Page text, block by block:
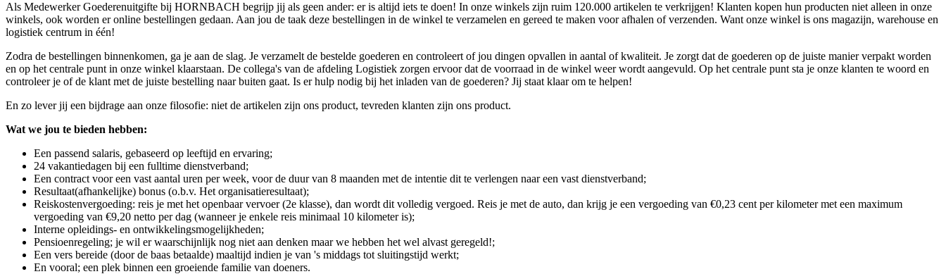
Als Medewerker Goederenuitgifte bij HORNBACH begrijp jij als geen ander: er is altijd iets te doen! In onze winkels zijn ruim 120.000 artikelen te verkrijgen! Klanten kopen hun producten niet alleen in onze
winkels, ook worden er online bestellingen gedaan. Aan jou de taak deze bestellingen in de winkel te verzamelen en gereed te maken voor afhalen of verzenden. Want onze winkel is ons magazijn, warehouse en
logistiek centrum in één!
Zodra de bestellingen binnenkomen, ga je aan de slag. Je verzamelt de bestelde goederen en controleert of jou dingen opvallen in aantal of kwaliteit. Je zorgt dat de goederen op de juiste manier verpakt worden
en op het centrale punt in onze winkel klaarstaan. De collega's van de afdeling Logistiek zorgen ervoor dat de voorraad in de winkel weer wordt aangevuld. Op het centrale punt sta je onze klanten te woord en
controleer je of de klant met de juiste bestelling naar buiten gaat. Is er hulp nodig bij het inladen van de goederen? Jij staat klaar om te helpen!
En zo lever jij een bijdrage aan onze filosofie: niet de artikelen zijn ons product, tevreden klanten zijn ons product.
Wat we jou te bieden hebben:
Een passend salaris, gebaseerd op leeftijd en ervaring;
24 vakantiedagen bij een fulltime dienstverband;
Een contract voor een vast aantal uren per week, voor de duur van 8 maanden met de intentie dit te verlengen naar een vast dienstverband;
Resultaat(afhankelijke) bonus (o.b.v. Het organisatieresultaat);
Reiskostenvergoeding: reis je met het openbaar vervoer (2e klasse), dan wordt dit volledig vergoed. Reis je met de auto, dan krijg je een vergoeding van €0,23 cent per kilometer met een maximum
vergoeding van €9,20 netto per dag (wanneer je enkele reis minimaal 10 kilometer is);
Interne opleidings- en ontwikkelingsmogelijkheden;
Pensioenregeling; je wil er waarschijnlijk nog niet aan denken maar we hebben het wel alvast geregeld!;
Een vers bereide (door de baas betaalde) maaltijd indien je van 's middags tot sluitingstijd werkt;
En vooral; een plek binnen een groeiende familie van doeners.